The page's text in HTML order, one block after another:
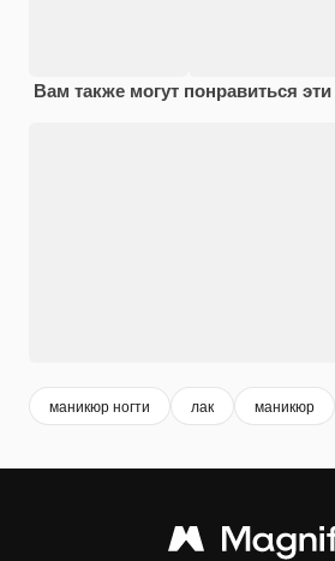
Вам также могут понравиться
маникюр ногти лак маникюр